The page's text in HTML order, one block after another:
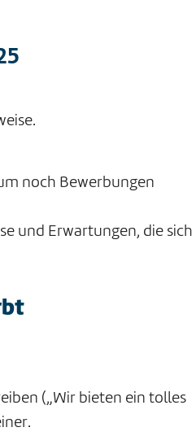
noch Bewerbungen
und Erwartungen, die sich
(„Wir bieten ein tolles